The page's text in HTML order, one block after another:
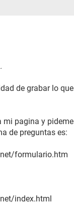
de grabar lo
pagina y
de preguntas es:
formulario.htm
index.html